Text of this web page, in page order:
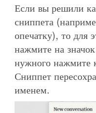
Если вы решили
сниппета
опечатку), то для
нажмите на
нужного нажмите
Сниппет
именем.